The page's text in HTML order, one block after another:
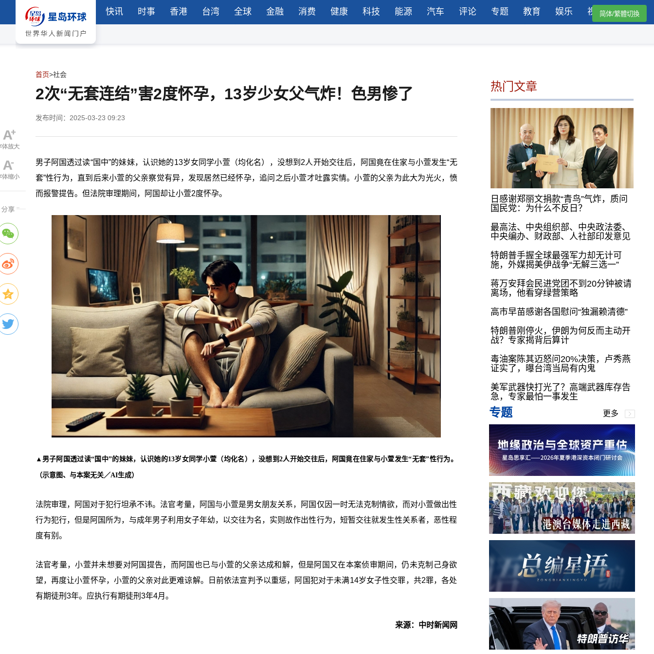
快讯 时事 香港 台湾 全球 金融 消费 健康 科技 能源 汽车 评论 专题 教育 娱乐 视频简体/繁體切換
首页>社会
2次“无套连结”害2度怀孕，13岁少女父气炸！色男惨了
发布时间：2025-03-23 09:23
男子阿国透过读“国中”的妹妹，认识她的13岁女同学小萱（均化名），没想到2人开始交往后，阿国竟在住家与小萱发生“无
套”性行为，直到后来小萱的父亲察觉有异，发现居然已经怀孕，追问之后小萱才吐露实情。小萱的父亲为此大为光火，愤
而报警提告。但法院审理期间，阿国却让小萱2度怀孕。
▲ 男子阿国透过读“国中”的妹妹，认识她的13岁女同学小萱（均化名），没想到2人开始交往后，阿国竟在住家与小萱发生“无套”性行为。
（示意图、与本案无关／AI生成）
法院审理，阿国对于犯行坦承不讳。法官考量，阿国与小萱是男女朋友关系，阿国仅因一时无法克制情欲，而对小萱做出性
行为犯行，但是阿国所为，与成年男子利用女子年幼，以交往为名，实则故作出性行为，短暂交往就发生性关系者，恶性程
度有别。
法官考量，小萱并未想要对阿国提告，而阿国也已与小萱的父亲达成和解，但是阿国又在本案侦审期间，仍未克制己身欲
望，再度让小萱怀孕，小萱的父亲对此更难谅解。日前依法宣判予以重惩，阿国犯对于未满14岁女子性交罪，共2罪，各处
有期徒刑3年。应执行有期徒刑3年4月。
来源：中时新闻网
热门文章
日感谢郑丽文捐款“青鸟”气炸，质问
国民党：为什么不反日？
最高法、中央组织部、中央政法委、
中央编办、财政部、人社部印发意见
特朗普手握全球最强军力却无计可
施，外媒揭美伊战争“无解三选一”
蒋万安拜会民进党团不到20分钟被请
离场，他看穿绿营策略
高市早苗感谢各国慰问“独漏赖清德”
特朗普刚停火，伊朗为何反而主动开
战？专家揭背后算计
毒油案陈其迈怒问20%决策，卢秀燕
证实了，曝台湾当局有内鬼
美军武器快打光了？高端武器库存告
急，专家最怕一事发生
专题 更多